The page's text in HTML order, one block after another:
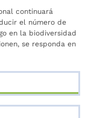
continuará
el número de
en la biodiversidad
se responda en